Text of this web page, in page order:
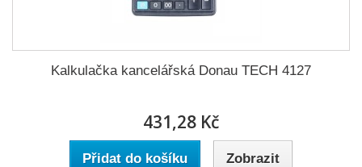
Kalkulačka kancelářská Donau TECH 4127
431,28 Kč
Přidat do košíku Zobrazit